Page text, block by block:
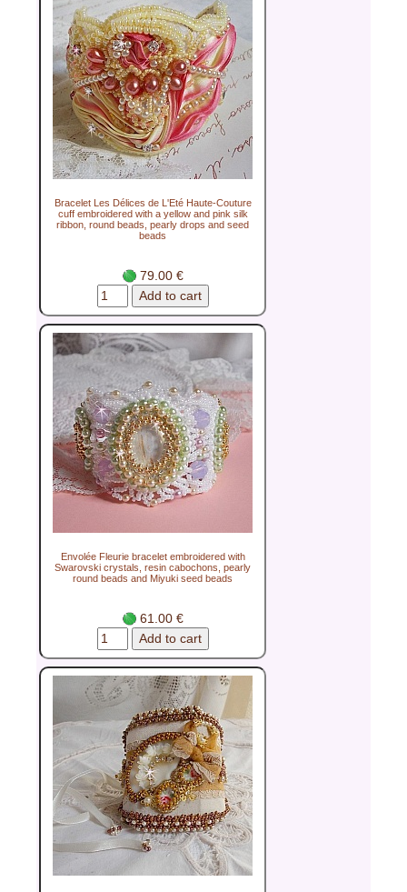
Bracelet Les Délices de L'Eté Haute-Couture
cuff embroidered with a yellow and pink silk
ribbon, round beads, pearly drops and seed
beads
79.00 €
Envolée Fleurie bracelet embroidered with
Swarovski crystals, resin cabochons, pearly
round beads and Miyuki seed beads
61.00 €